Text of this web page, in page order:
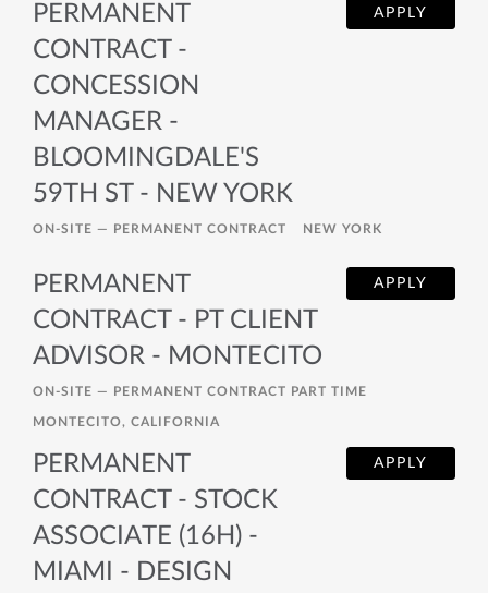
APPLY
PERMANENT
CONTRACT -
CONCESSION
MANAGER -
BLOOMINGDALE'S
59TH ST - NEW YORK
ON-SITE — PERMANENT CONTRACT NEW YORK
APPLY
PERMANENT
CONTRACT - PT CLIENT
ADVISOR - MONTECITO
ON-SITE — PERMANENT CONTRACT PART TIME
MONTECITO, CALIFORNIA
APPLY
PERMANENT
CONTRACT - STOCK
ASSOCIATE (16H) -
MIAMI - DESIGN